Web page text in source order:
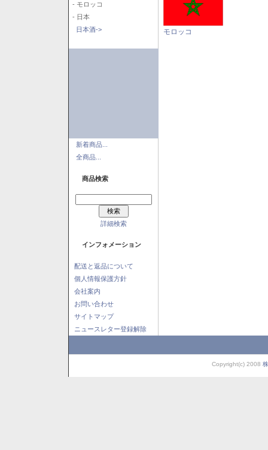
- モロッコ
- 日本
日本酒->
新着商品...
全商品...
商品検索
詳細検索
インフォメーション
配送と返品について
個人情報保護方針
会社案内
お問い合わせ
サイトマップ
ニュースレター登録解除
モロッコ
Copyright(c) 2008